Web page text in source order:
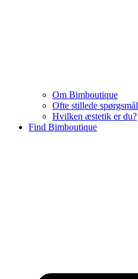
Om Bimboutique
Ofte stillede spørgsmål
Hvilken æstetik er du?
Find Bimboutique